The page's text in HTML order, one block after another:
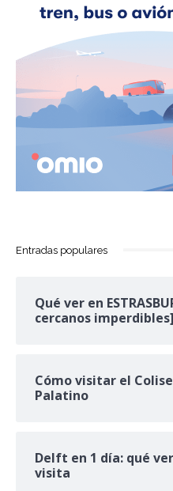
Entradas populares
Qué ver en
cercanos imperdibles]
Cómo visitar el
Palatino
Delft en 1 día: qué
visita